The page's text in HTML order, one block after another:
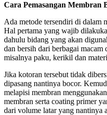
Cara Pemasangan Membran
Ada metode tersendiri di dalam
Hal pertama yang wajib
dahulu bidang yang akan
dan bersih dari berbagai macam
misalnya paku, kerikil dan
Jika kotoran tersebut tidak
dipasang nantinya bocor.
melapisi membran
membran serta coating primer
dari volume latar yang nantinya